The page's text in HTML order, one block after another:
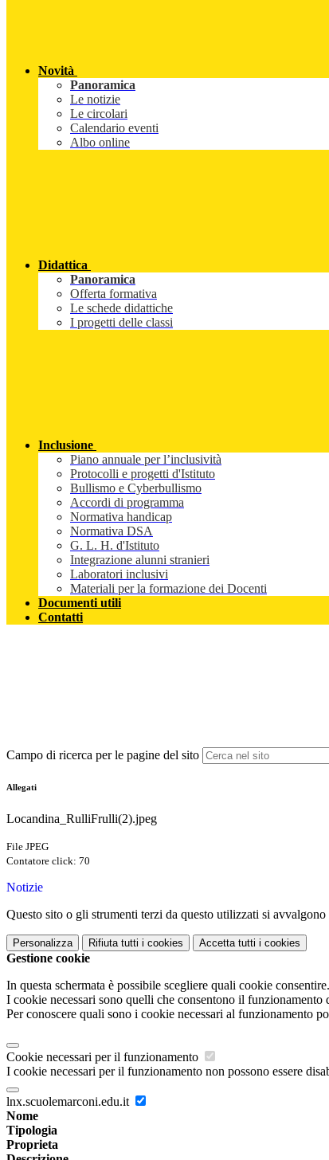
Novità
Panoramica
Le notizie
Le circolari
Calendario eventi
Albo online
Didattica
Panoramica
Offerta formativa
Le schede didattiche
I progetti delle classi
Inclusione
Piano annuale per l’inclusività
Protocolli e progetti d'Istituto
Bullismo e Cyberbullismo
Accordi di programma
Normativa handicap
Normativa DSA
G. L. H. d'Istituto
Integrazione alunni stranieri
Laboratori inclusivi
Materiali per la formazione dei Docenti
Documenti utili
Contatti
Campo di ricerca per le pagine del sito
Allegati
Locandina_RulliFrulli(2).jpeg
File JPEG
Contatore click: 70
Notizie
Questo sito o gli strumenti terzi da questo utilizzati si
Personalizza Rifiuta tutti i cookies Accetta tutti i cookies
Gestione cookie
In questa schermata è possibile scegliere quali cookie consentire.
I cookie necessari sono quelli che consentono il
Per conoscere quali sono i cookie necessari al funzionamento
Cookie necessari per il funzionamento
I cookie necessari per il funzionamento non possono essere
lnx.scuolemarconi.edu.it
Nome
Tipologia
Proprieta